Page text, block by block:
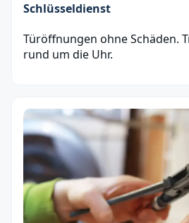
Schlüsseldienst
Türöffnungen ohne Schäden.
rund um die Uhr.